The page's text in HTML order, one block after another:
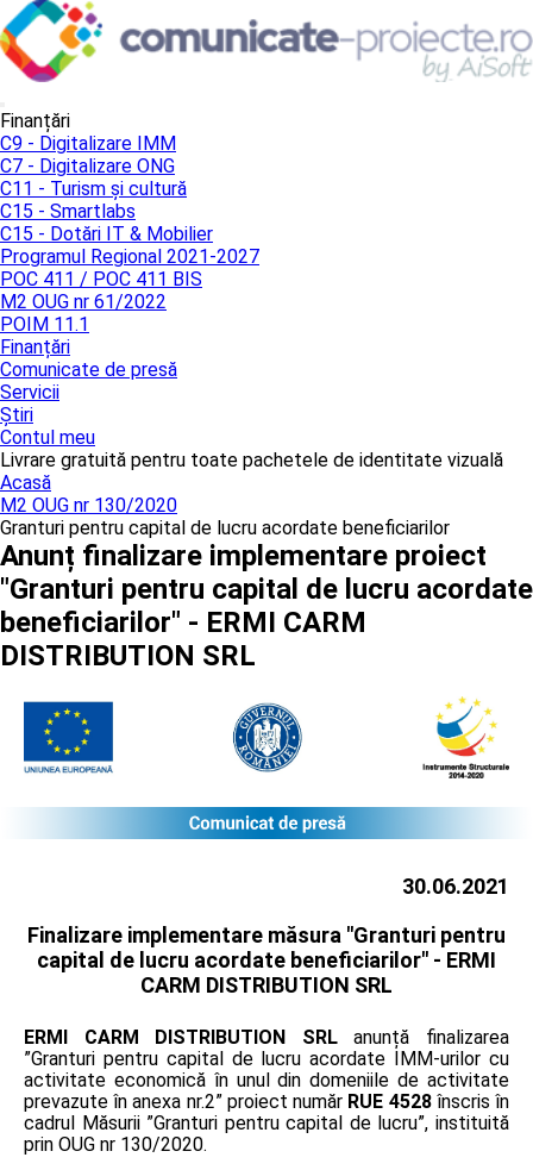
Finanțări
C9 - Digitalizare IMM
C7 - Digitalizare ONG
C11 - Turism și cultură
C15 - Smartlabs
C15 - Dotări IT & Mobilier
Programul Regional 2021-2027
POC 411 / POC 411 BIS
M2 OUG nr 61/2022
POIM 11.1
Finanțări
Comunicate de presă
Servicii
Știri
Contul meu
Livrare gratuită pentru toate pachetele de identitate vizuală
Acasă
M2 OUG nr 130/2020
Granturi pentru capital de lucru acordate beneficiarilor
Anunț finalizare implementare proiect
"Granturi pentru capital de lucru acordate
beneficiarilor" - ERMI CARM
DISTRIBUTION SRL
30.06.2021
Finalizare implementare măsura "Granturi pentru
capital de lucru acordate beneficiarilor" - ERMI
CARM DISTRIBUTION SRL
ERMI CARM DISTRIBUTION SRLanunță finalizarea
”Granturi pentru capital de lucru acordate IMM-urilor cu
activitate economică în unul din domeniile de activitate
prevazute în anexa nr.2” proiect număr RUE 4528înscris în
cadrul Măsurii ”Granturi pentru capital de lucru”, instituită
prin OUG nr 130/2020.